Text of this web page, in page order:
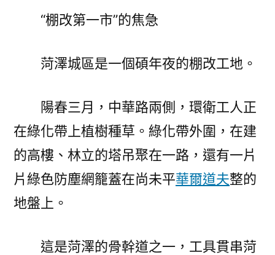
“棚改第一市”的焦急
菏澤城區是一個碩年夜的棚改工地。
陽春三月，中華路兩側，環衛工人正
在綠化帶上植樹種草。綠化帶外圍，在建
的高樓、林立的塔吊聚在一路，還有一片
片綠色防塵網籠蓋在尚未平華爾道夫整的
地盤上。
這是菏澤的骨幹道之一，工具貫串菏